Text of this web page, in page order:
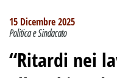
15 Dicembre 2025
Politica e Sindacato
“Ritardi nei